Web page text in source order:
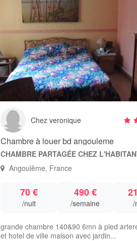
Chez veronique
Chambre à louer bd angouleme
CHAMBRE PARTAGÉE CHEZ
Angoulême, France
70 €
/nuit
490 €
/semaine /
grande chambre 140&90 6mn à pied
et hotel de ville maison avec jardin...